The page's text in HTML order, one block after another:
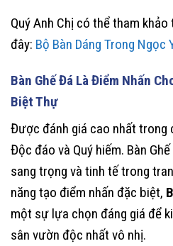
Quý Anh Chị có thể tham
đây: Bộ Bàn Dáng Trong Ngọc
Bàn Ghế Đá Là Điểm Nhấn
Biệt Thự
Được đánh giá cao nhất trong
Độc đáo và Quý hiếm. Bàn
sang trọng và tinh tế trong
năng tạo điểm nhấn đặc biệt,
một sự lựa chọn đáng giá để
sân vườn độc nhất vô nhị.